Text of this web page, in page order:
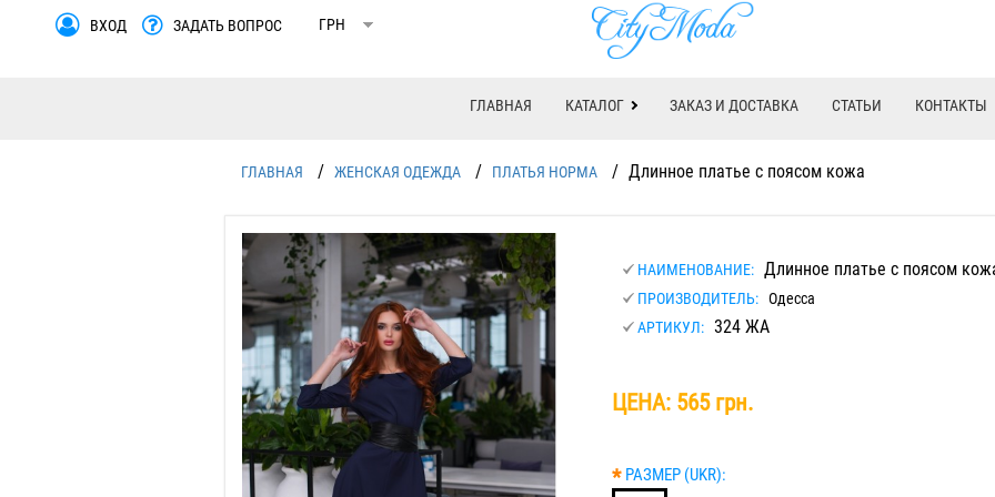
ВХОД ЗАДАТЬ ВОПРОС
ГЛАВНАЯ КАТАЛОГ ЗАКАЗ И ДОСТАВКА СТАТЬИ КОНТАКТЫ
ГЛАВНАЯ / ЖЕНСКАЯ ОДЕЖДА / ПЛАТЬЯ НОРМА / Длинное платье с поясом кожа
НАИМЕНОВАНИЕ: Длинное платье с поясом
ПРОИЗВОДИТЕЛЬ: Одесса
АРТИКУЛ: 324 ЖА
ЦЕНА: 565 грн.
* РАЗМЕР (UKR):